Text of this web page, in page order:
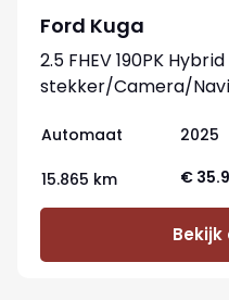
Ford Kuga
2.5 FHEV 190PK
stekker/Camera/
Automaat 2025
15.865 km €